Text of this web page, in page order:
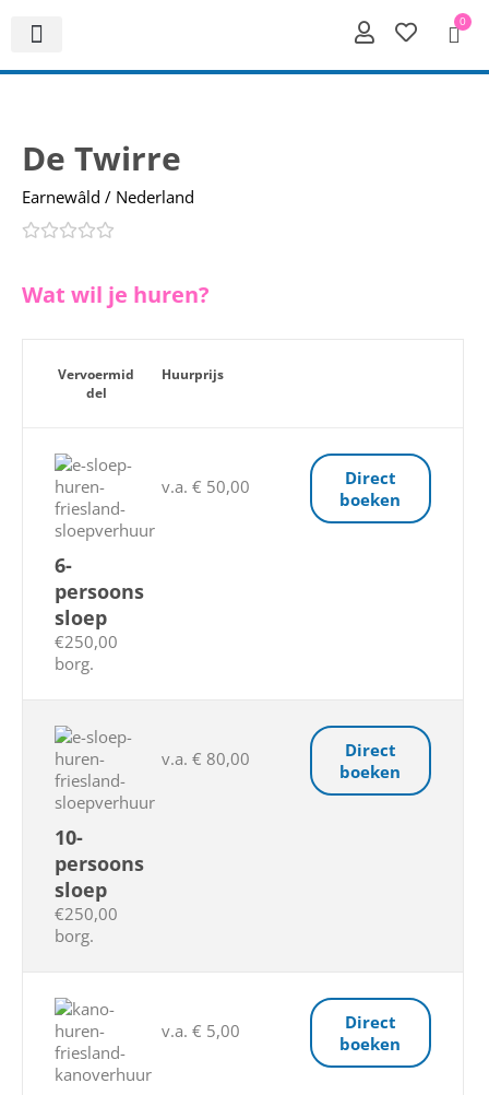
0
De Twirre
Earnewâld / Nederland
Wat wil je huren?
Vervoermid
del
Huurprijs
6-
persoons
sloep
€250,00
borg.
v.a. € 50,00
Direct
boeken
10-
persoons
sloep
€250,00
borg.
v.a. € 80,00
Direct
boeken
v.a. € 5,00
Direct
boeken